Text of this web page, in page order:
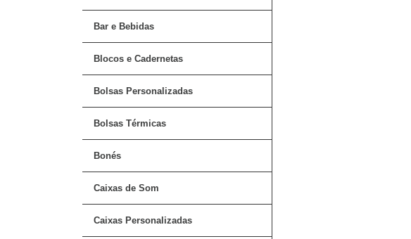
Bar e Bebidas
Blocos e Cadernetas
Bolsas Personalizadas
Bolsas Térmicas
Bonés
Caixas de Som
Caixas Personalizadas